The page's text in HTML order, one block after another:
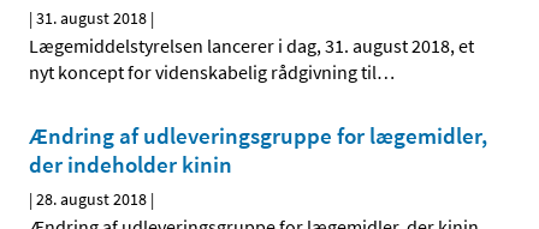
|31. august 2018 |
Lægemiddelstyrelsen lancerer i dag, 31. august 2018, et
nyt koncept for videnskabelig rådgivning til…
Ændring af udleveringsgruppe for lægemidler,
der indeholder kinin
|28. august 2018 |